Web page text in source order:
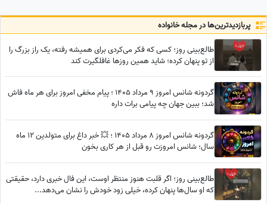
همین حالا در مسیر رسیدن به
من هستند
پربازدید‌ترین‌ها در مجله خانواده
طالع‌بینی روز؛ کسی که فکر می‌کردی برای همیشه رفته، یک راز بزرگ را
از تو پنهان کرده؛ شاید همین روزها غافلگیرت کند
گردونه شانس امروز 9 مرداد 1405 ؛ پیام مخفی امروز برای هر ماه فاش
شد؛ ببین جهان چه پیامی برات داره
گردونه شانس امروز 8 مرداد 1405 ؛ 💥 خبر داغ برای متولدین 12 ماه
سال؛ شانس امروزت رو قبل از هر کاری بخون
طالع‌بینی روز؛ اگر قلبت هنوز منتظر اوست، این فال خبری دارد، حقیقتی
که او سال‌ها پنهان کرده، خیلی زود خودش را نشان می‌دهد...